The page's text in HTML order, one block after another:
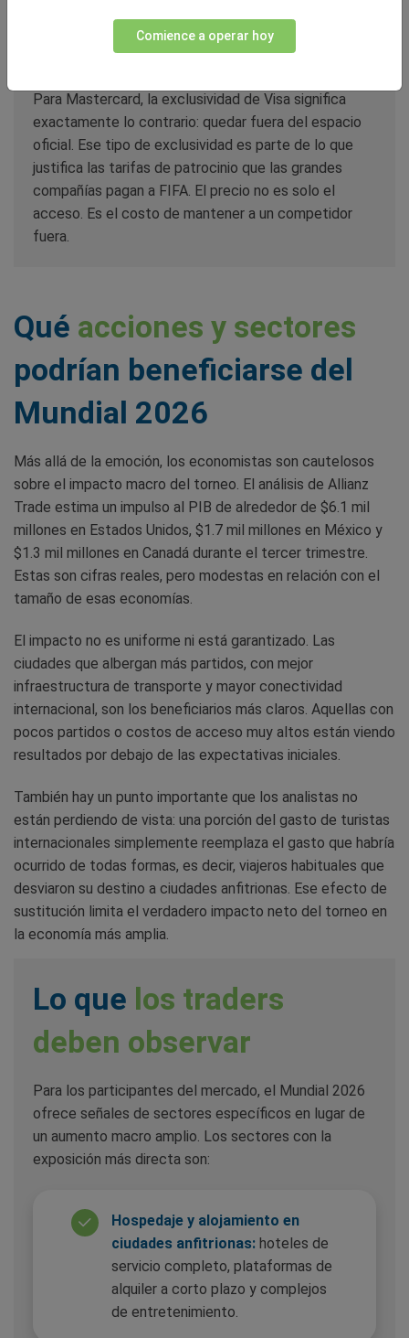
transacciones internacionales que genera el torneo
es significativo.
Para Mastercard, la exclusividad de Visa significa
exactamente lo contrario: quedar fuera del espacio
oficial. Ese tipo de exclusividad es parte de lo que
justifica las tarifas de patrocinio que las grandes
compañías pagan a FIFA. El precio no es solo el
acceso. Es el costo de mantener a un competidor
fuera.
Qué acciones y sectores
podrían beneficiarse del
Mundial 2026
Más allá de la emoción, los economistas son cautelosos
sobre el impacto macro del torneo. El análisis de Allianz
Trade estima un impulso al PIB de alrededor de $6.1 mil
millones en Estados Unidos, $1.7 mil millones en México y
$1.3 mil millones en Canadá durante el tercer trimestre.
Estas son cifras reales, pero modestas en relación con el
tamaño de esas economías.
El impacto no es uniforme ni está garantizado. Las
ciudades que albergan más partidos, con mejor
infraestructura de transporte y mayor conectividad
internacional, son los beneficiarios más claros. Aquellas con
pocos partidos o costos de acceso muy altos están viendo
resultados por debajo de las expectativas iniciales.
También hay un punto importante que los analistas no
están perdiendo de vista: una porción del gasto de turistas
internacionales simplemente reemplaza el gasto que habría
ocurrido de todas formas, es decir, viajeros habituales que
desviaron su destino a ciudades anfitrionas. Ese efecto de
sustitución limita el verdadero impacto neto del torneo en
la economía más amplia.
Lo que los traders
deben observar
Para los participantes del mercado, el Mundial 2026
ofrece señales de sectores específicos en lugar de
un aumento macro amplio. Los sectores con la
exposición más directa son:
Hospedaje y alojamiento en
ciudades anfitrionas: hoteles de
servicio completo, plataformas de
alquiler a corto plazo y complejos
de entretenimiento.
Comience a operar hoy